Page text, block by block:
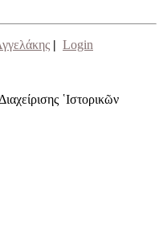
| Login
῾Ιστορικῶν